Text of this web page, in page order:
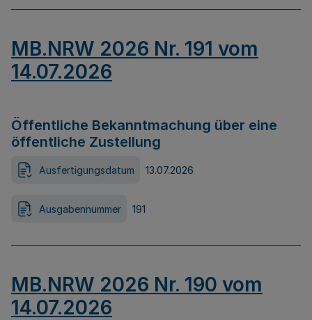
MB.NRW 2026 Nr. 191 vom
14.07.2026
Öffentliche Bekanntmachung über eine
öffentliche Zustellung
Ausfertigungsdatum 13.07.2026
Ausgabennummer 191
MB.NRW 2026 Nr. 190 vom
14.07.2026